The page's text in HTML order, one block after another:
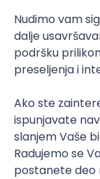
Nudimo vam
dalje
podršku
preseljenja i
Ako ste
ispunjavate
slanjem Vaše
Radujemo se
postanete deo